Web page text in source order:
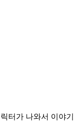
터가 나와서 이야